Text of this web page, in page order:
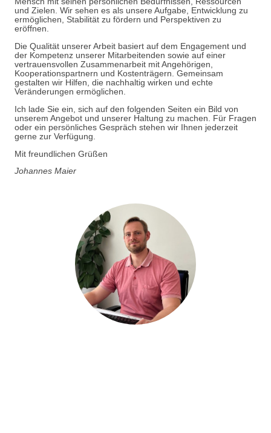
und Zielen. Wir sehen es als unsere Aufgabe, Entwicklung zu
ermöglichen, Stabilität zu fördern und Perspektiven zu
eröffnen.
Die Qualität unserer Arbeit basiert auf dem Engagement und
der Kompetenz unserer Mitarbeitenden sowie auf einer
vertrauensvollen Zusammenarbeit mit Angehörigen,
Kooperationspartnern und Kostenträgern. Gemeinsam
gestalten wir Hilfen, die nachhaltig wirken und echte
Veränderungen ermöglichen.
Ich lade Sie ein, sich auf den folgenden Seiten ein Bild von
unserem Angebot und unserer Haltung zu machen. Für Fragen
oder ein persönliches Gespräch stehen wir Ihnen jederzeit
gerne zur Verfügung.
Mit freundlichen Grüßen
Johannes Maier